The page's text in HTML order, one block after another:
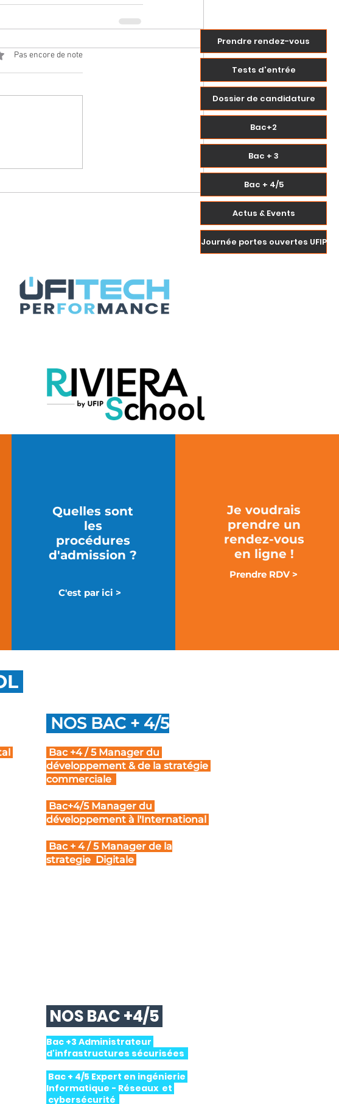
Prendre rendez-vous
Tests d'entrée
Dossier de candidature
Bac+2
Bac + 3
Bac + 4/5
Actus & Events
Journée portes ouvertes UFIP
sur 5.
Pas encore de note
Quelles sont
les
procédures
d'admission ?
C'est par ici >
Je voudrais
prendre un
rendez-vous
en ligne !
Prendre RDV >
NOS BAC + 4/5
Bac +4 / 5 Manager du
développement & de la stratégie
commerciale
Bac+4/5 Manager du
développement à l'International
Bac + 4 / 5 Manager de la
strategie Digitale
NOS BAC +4/5
Bac +3 Administrateur
d'infrastructures sécurisées
Bac + 4/5 Expert en ingénierie
Informatique - Réseaux et
cybersécurité